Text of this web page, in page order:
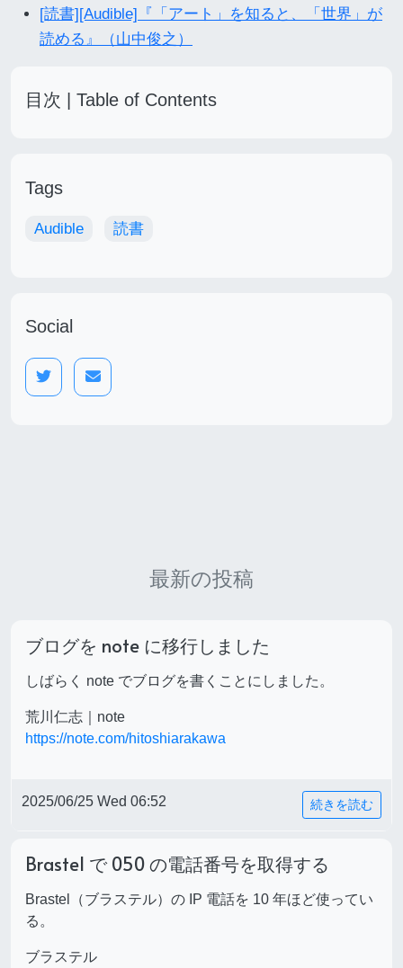
[読書][Audible]『「アート」を知ると、「世界」が
読める』（山中俊之）
目次 | Table of Contents
Tags
Audible 読書
Social
最新の投稿
ブログを note に移行しました
しばらく note でブログを書くことにしました。
荒川仁志｜note
https://note.com/hitoshiarakawa
2025/06/25 Wed 06:52 続きを読む
Brastel で 050 の電話番号を取得する
Brastel（ブラステル）の IP 電話を 10 年ほど使ってい
る。
ブラステル